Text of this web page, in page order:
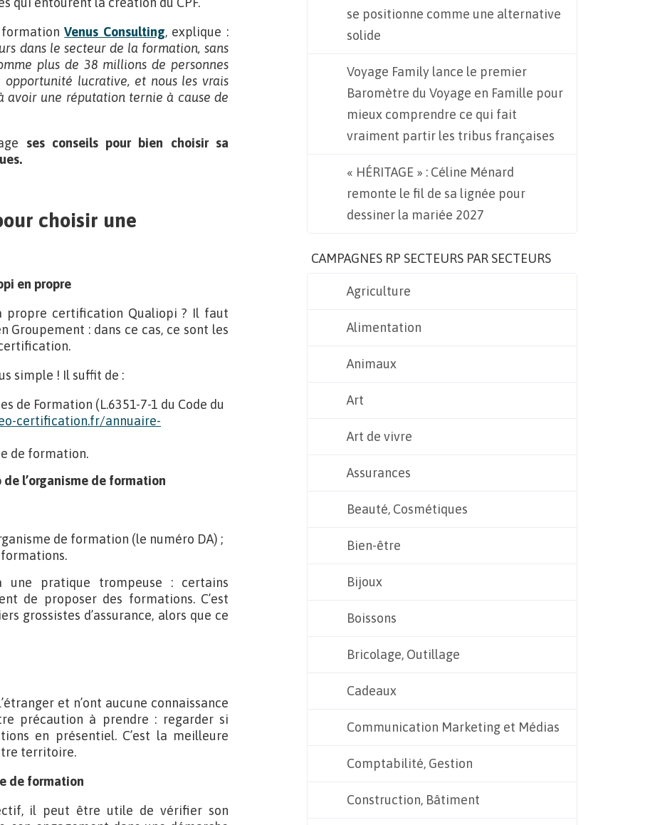
formationVenus Consulting, explique :
dans le secteur de la formation, sans
plus de 38 millions de personnes
opportunité lucrative, et nous les vrais
avoir une réputation ternie à cause de
ses conseils pour bien choisir sa
choisir une
en propre
propre certification Qualiopi ? Il faut
: dans ce cas, ce sont les
simple ! Il suffit de :
de Formation (L.6351-7-1 du Code du
certification.fr/annuaire-
de formation.
l’organisme de formation
de formation (le numéro DA) ;
formations.
une pratique trompeuse : certains
de proposer des formations. C’est
grossistes d’assurance, alors que ce
et n’ont aucune connaissance
précaution à prendre : regarder si
en présentiel. C’est la meilleure
territoire.
de formation
il peut être utile de vérifier son
se positionne comme une alternative
solide
Voyage Family lance le premier
Baromètre du Voyage en Famille pour
mieux comprendre ce qui fait
vraiment partir les tribus françaises
« HÉRITAGE » : Céline Ménard
remonte le fil de sa lignée pour
dessiner la mariée 2027
CAMPAGNES RP SECTEURS PAR SECTEURS
Agriculture
Alimentation
Animaux
Art
Art de vivre
Assurances
Beauté, Cosmétiques
Bien-être
Bijoux
Boissons
Bricolage, Outillage
Cadeaux
Communication Marketing et Médias
Comptabilité, Gestion
Construction, Bâtiment